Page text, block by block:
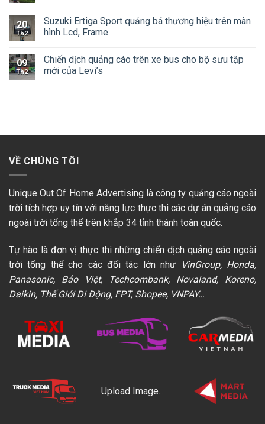
20
Th2
Suzuki Ertiga Sport quảng bá thương hiệu trên màn
hình Lcd, Frame
09
Th2
Chiến dịch quảng cáo trên xe bus cho bộ sưu tập
mới của Levi’s
VỀ CHÚNG TÔI
Unique Out Of Home Advertising là công ty quảng cáo ngoài
trời tích hợp uy tín với năng lực thực thi các dự án quảng cáo
ngoài trời tổng thể trên khắp 34 tỉnh thành toàn quốc.
Tự hào là đơn vị thực thi những chiến dịch quảng cáo ngoài
trời tổng thể cho các đối tác lớn như
VinGroup, Honda,
Panasonic, Bảo Việt, Techcombank, Novaland, Koreno,
Daikin, Thế Giới Di Động, FPT, Shopee, VNPAY…
Upload Image...